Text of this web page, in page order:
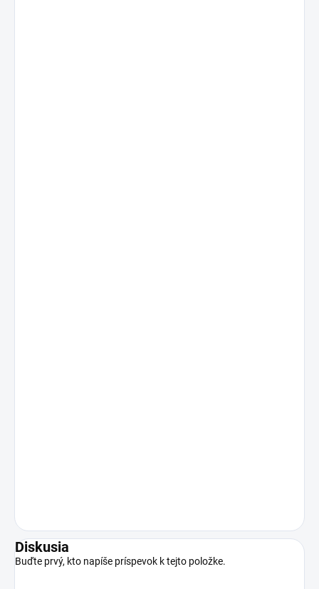
Diskusia
Buďte prvý, kto napíše príspevok k tejto položke.